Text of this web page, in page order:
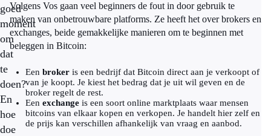
goed
moment
om
dat
te
doen?
En
hoe
doe
Volgens Vos gaan veel beginners de fout in door gebruik te
maken van onbetrouwbare platforms. Ze heeft het over brokers en
exchanges, beide gemakkelijke manieren om te beginnen met
beleggen in Bitcoin:
Een broker is een bedrijf dat Bitcoin direct aan je verkoopt of
van je koopt. Je kiest het bedrag dat je uit wil geven en de
broker regelt de rest.
Een exchange is een soort online marktplaats waar mensen
bitcoins van elkaar kopen en verkopen. Je handelt hier zelf en
de prijs kan verschillen afhankelijk van vraag en aanbod.